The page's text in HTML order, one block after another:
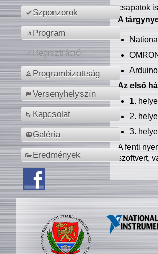
Szponzorok
Program
Regisztráció
Programbizottság
Versenyhelyszín
Kapcsolat
Galéria
Eredmények
csapatok
A
Az első
1.
2.
3.
A fenti
szoftvert,